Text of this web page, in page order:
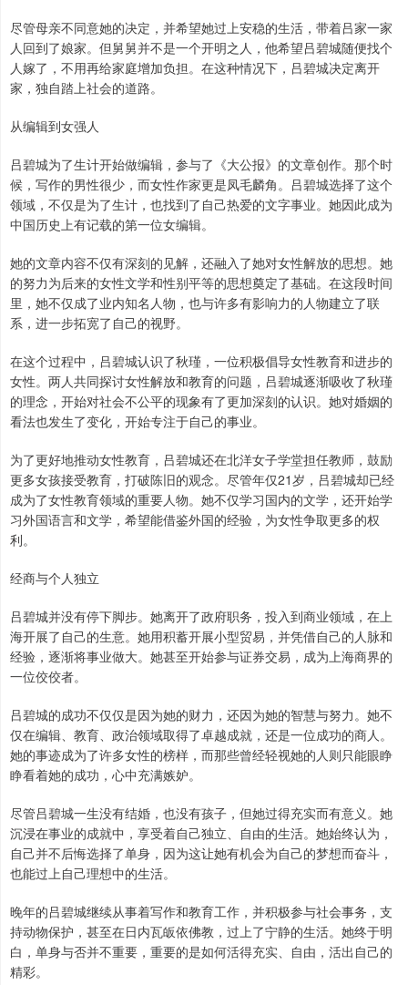
尽管母亲不同意她的决定，并希望她过上安稳的生活，带着吕家一家
人回到了娘家。但舅舅并不是一个开明之人，他希望吕碧城随便找个
人嫁了，不用再给家庭增加负担。在这种情况下，吕碧城决定离开
家，独自踏上社会的道路。
从编辑到女强人
吕碧城为了生计开始做编辑，参与了《大公报》的文章创作。那个时
候，写作的男性很少，而女性作家更是凤毛麟角。吕碧城选择了这个
领域，不仅是为了生计，也找到了自己热爱的文字事业。她因此成为
中国历史上有记载的第一位女编辑。
她的文章内容不仅有深刻的见解，还融入了她对女性解放的思想。她
的努力为后来的女性文学和性别平等的思想奠定了基础。在这段时间
里，她不仅成了业内知名人物，也与许多有影响力的人物建立了联
系，进一步拓宽了自己的视野。
在这个过程中，吕碧城认识了秋瑾，一位积极倡导女性教育和进步的
女性。两人共同探讨女性解放和教育的问题，吕碧城逐渐吸收了秋瑾
的理念，开始对社会不公平的现象有了更加深刻的认识。她对婚姻的
看法也发生了变化，开始专注于自己的事业。
为了更好地推动女性教育，吕碧城还在北洋女子学堂担任教师，鼓励
更多女孩接受教育，打破陈旧的观念。尽管年仅21岁，吕碧城却已经
成为了女性教育领域的重要人物。她不仅学习国内的文学，还开始学
习外国语言和文学，希望能借鉴外国的经验，为女性争取更多的权
利。
经商与个人独立
吕碧城并没有停下脚步。她离开了政府职务，投入到商业领域，在上
海开展了自己的生意。她用积蓄开展小型贸易，并凭借自己的人脉和
经验，逐渐将事业做大。她甚至开始参与证券交易，成为上海商界的
一位佼佼者。
吕碧城的成功不仅仅是因为她的财力，还因为她的智慧与努力。她不
仅在编辑、教育、政治领域取得了卓越成就，还是一位成功的商人。
她的事迹成为了许多女性的榜样，而那些曾经轻视她的人则只能眼睁
睁看着她的成功，心中充满嫉妒。
尽管吕碧城一生没有结婚，也没有孩子，但她过得充实而有意义。她
沉浸在事业的成就中，享受着自己独立、自由的生活。她始终认为，
自己并不后悔选择了单身，因为这让她有机会为自己的梦想而奋斗，
也能过上自己理想中的生活。
晚年的吕碧城继续从事着写作和教育工作，并积极参与社会事务，支
持动物保护，甚至在日内瓦皈依佛教，过上了宁静的生活。她终于明
白，单身与否并不重要，重要的是如何活得充实、自由，活出自己的
精彩。